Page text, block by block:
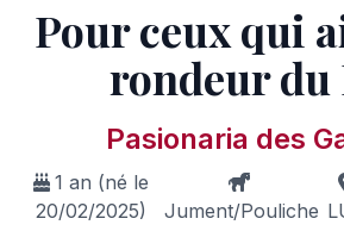
Pour ceux qui
rondeur du
Pasionaria des
1 an (né le
20/02/2025)
Jument/Pouliche